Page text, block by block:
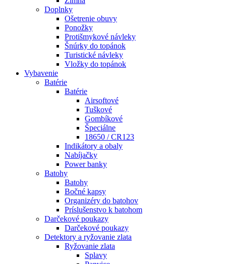
Doplnky
Ošetrenie obuvy
Ponožky
Protišmykové návleky
Šnúrky do topánok
Turistické návleky
Vložky do topánok
Vybavenie
Batérie
Batérie
Airsoftové
Tuškové
Gombíkové
Špeciálne
18650 / CR123
Indikátory a obaly
Nabíjačky
Power banky
Batohy
Batohy
Bočné kapsy
Organizéry do batohov
Príslušenstvo k batohom
Darčekové poukazy
Darčekové poukazy
Detektory a ryžovanie zlata
Ryžovanie zlata
Splavy